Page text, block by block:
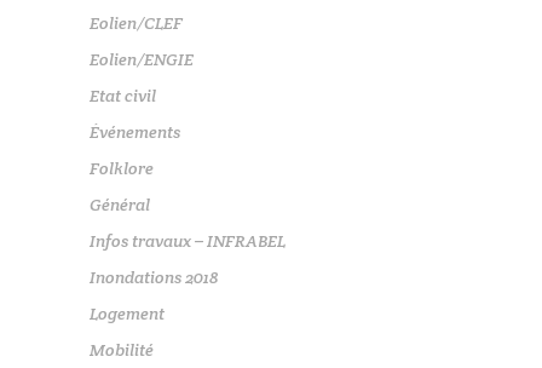
Eolien/CLEF
Eolien/ENGIE
Etat civil
Événements
Folklore
Général
Infos travaux – INFRABEL
Inondations 2018
Logement
Mobilité